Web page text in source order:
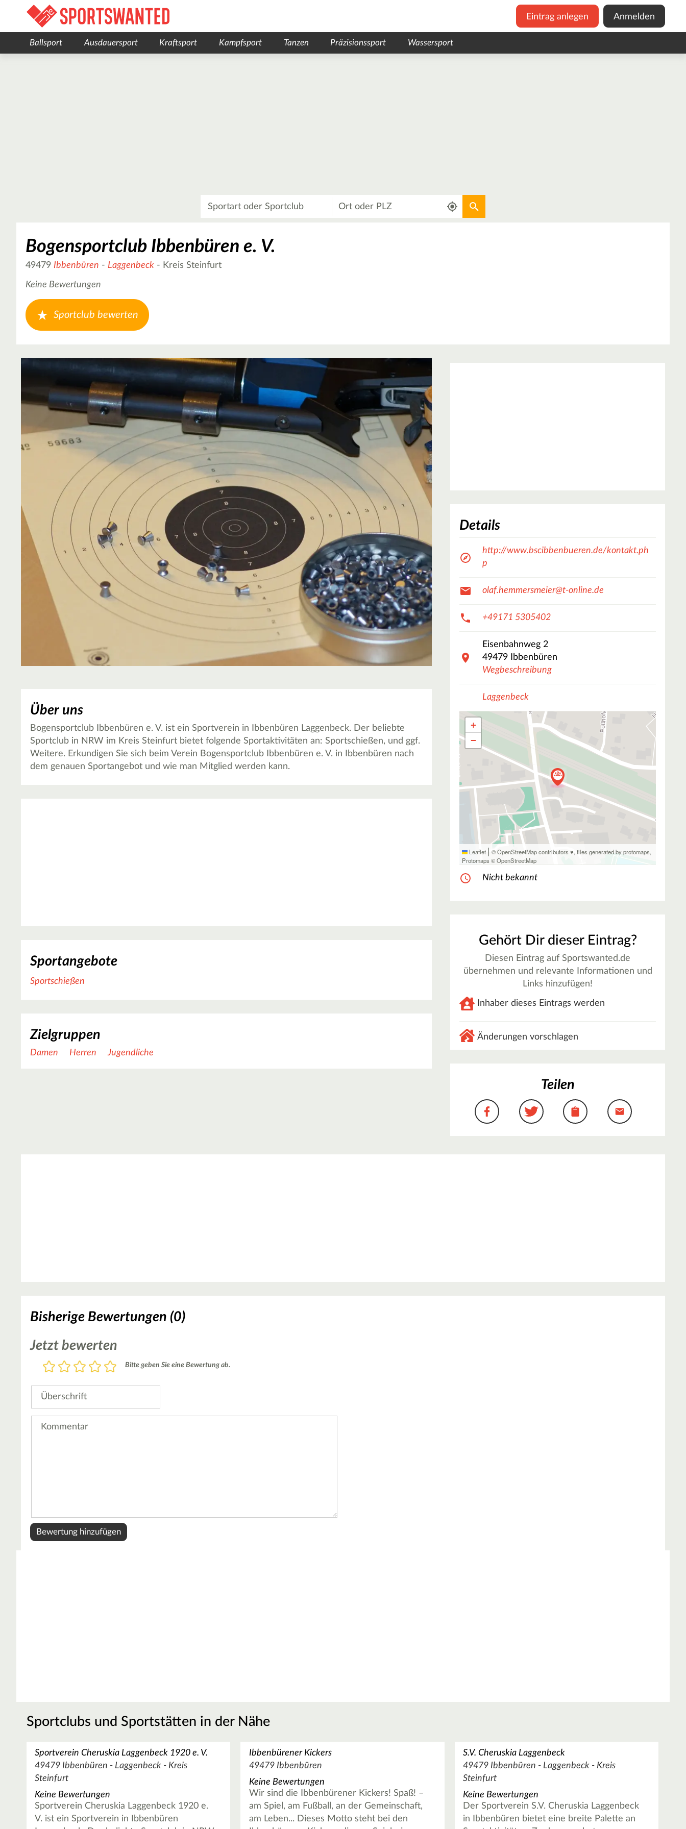
Eintrag anlegen Anmelden
Ballsport Ausdauersport Kraftsport Kampfsport Tanzen Präzisionssport Wassersport
Aktuellen Standort verwenden
Bogensportclub Ibbenbüren e. V.
49479 Ibbenbüren - Laggenbeck - Kreis Steinfurt
Keine Bewertungen
Sportclub bewerten
Über uns
Bogensportclub Ibbenbüren e. V. ist ein Sportverein in Ibbenbüren Laggenbeck. Der beliebte
Sportclub in NRW im Kreis Steinfurt bietet folgende Sportaktivitäten an: Sportschießen, und ggf.
Weitere. Erkundigen Sie sich beim Verein Bogensportclub Ibbenbüren e. V. in Ibbenbüren nach
dem genauen Sportangebot und wie man Mitglied werden kann.
Sportangebote
Sportschießen
Zielgruppen
Damen Herren Jugendliche
Details
http://www.bscibbenbueren.de/kontakt.ph
p
olaf.hemmersmeier@t-online.de
+49171 5305402
Eisenbahnweg 2
49479
Ibbenbüren
Wegbeschreibung
Laggenbeck
+
−
Leaflet | © OpenStreetMap contributors ♥,tiles generated by protomaps,
Protomaps ©OpenStreetMap
Nicht bekannt
Gehört Dir dieser Eintrag?
Diesen Eintrag auf Sportswanted.de
übernehmen und relevante Informationen und
Links hinzufügen!
Inhaber dieses Eintrags werden
Änderungen vorschlagen
Teilen
Bisherige Bewertungen (0)
Jetzt bewerten
Bewertung
5
4
3
2
1
Bitte geben Sie eine Bewertung ab.
Überschrift
Sportclubs und Sportstätten in der Nähe
Sportverein Cheruskia Laggenbeck 1920 e. V.
49479 Ibbenbüren - Laggenbeck - Kreis
Steinfurt
Keine Bewertungen
Sportverein Cheruskia Laggenbeck 1920 e.
V. ist ein Sportverein in Ibbenbüren
Ibbenbürener Kickers
49479 Ibbenbüren
Keine Bewertungen
Wir sind die Ibbenbürener Kickers! Spaß! –
am Spiel, am Fußball, an der Gemeinschaft,
am Leben... Dieses Motto steht bei den
S.V. Cheruskia Laggenbeck
49479 Ibbenbüren - Laggenbeck - Kreis
Steinfurt
Keine Bewertungen
Der Sportverein S.V. Cheruskia Laggenbeck
in Ibbenbüren bietet eine breite Palette an